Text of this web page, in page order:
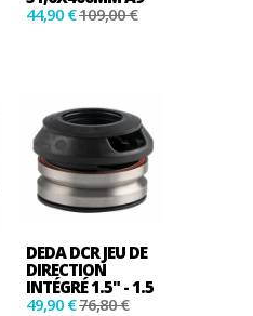
44,90 €109,00 €
DEDA DCR JEU DE
DIRECTION
INTÉGRÉ 1.5" - 1.5
49,90 €76,80 €